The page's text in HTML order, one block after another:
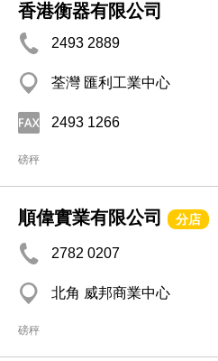
香港衡器有限公司
2493 2889
荃灣 匯利工業中心
2493 1266
磅秤
順偉實業有限公司 分店
2782 0207
北角 威邦商業中心
磅秤